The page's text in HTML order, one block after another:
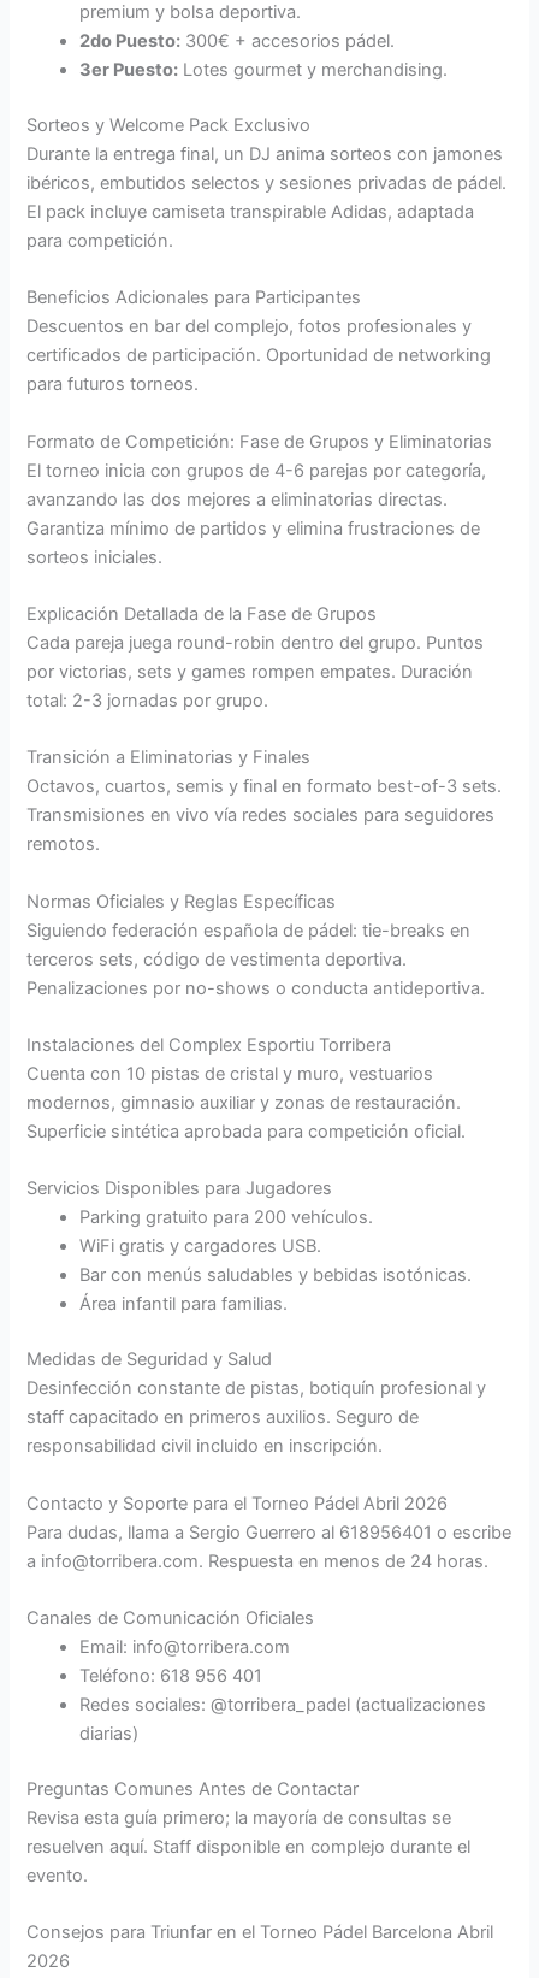
premium y bolsa deportiva.
2do Puesto: 300€ + accesorios pádel.
3er Puesto: Lotes gourmet y merchandising.
Sorteos y Welcome Pack Exclusivo
Durante la entrega final, un DJ anima sorteos con jamones
ibéricos, embutidos selectos y sesiones privadas de pádel.
El pack incluye camiseta transpirable Adidas, adaptada
para competición.
Beneficios Adicionales para Participantes
Descuentos en bar del complejo, fotos profesionales y
certificados de participación. Oportunidad de networking
para futuros torneos.
Formato de Competición: Fase de Grupos y Eliminatorias
El torneo inicia con grupos de 4-6 parejas por categoría,
avanzando las dos mejores a eliminatorias directas.
Garantiza mínimo de partidos y elimina frustraciones de
sorteos iniciales.
Explicación Detallada de la Fase de Grupos
Cada pareja juega round-robin dentro del grupo. Puntos
por victorias, sets y games rompen empates. Duración
total: 2-3 jornadas por grupo.
Transición a Eliminatorias y Finales
Octavos, cuartos, semis y final en formato best-of-3 sets.
Transmisiones en vivo vía redes sociales para seguidores
remotos.
Normas Oficiales y Reglas Específicas
Siguiendo federación española de pádel: tie-breaks en
terceros sets, código de vestimenta deportiva.
Penalizaciones por no-shows o conducta antideportiva.
Instalaciones del Complex Esportiu Torribera
Cuenta con 10 pistas de cristal y muro, vestuarios
modernos, gimnasio auxiliar y zonas de restauración.
Superficie sintética aprobada para competición oficial.
Servicios Disponibles para Jugadores
Parking gratuito para 200 vehículos.
WiFi gratis y cargadores USB.
Bar con menús saludables y bebidas isotónicas.
Área infantil para familias.
Medidas de Seguridad y Salud
Desinfección constante de pistas, botiquín profesional y
staff capacitado en primeros auxilios. Seguro de
responsabilidad civil incluido en inscripción.
Contacto y Soporte para el Torneo Pádel Abril 2026
Para dudas, llama a Sergio Guerrero al 618956401 o escribe
a info@torribera.com. Respuesta en menos de 24 horas.
Canales de Comunicación Oficiales
Email: info@torribera.com
Teléfono: 618 956 401
Redes sociales: @torribera_padel (actualizaciones
diarias)
Preguntas Comunes Antes de Contactar
Revisa esta guía primero; la mayoría de consultas se
resuelven aquí. Staff disponible en complejo durante el
evento.
Consejos para Triunfar en el Torneo Pádel Barcelona Abril
2026